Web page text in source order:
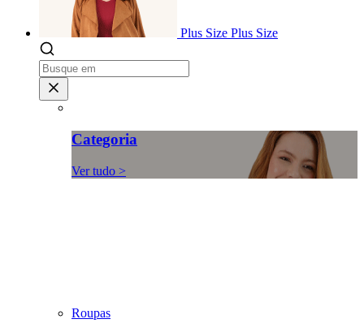
Plus Size Plus Size
Categoria
Ver tudo >
Roupas